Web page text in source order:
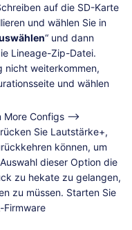
auf die SD-Karte
und wählen Sie in
“ und dann
Lineage-Zip-Datei.
nicht weiterkommen,
und wählen
More Configs -->
Sie Lautstärke+,
können, um
dieser Option die
zu hekate zu gelangen,
zu müssen. Starten Sie
Firmware